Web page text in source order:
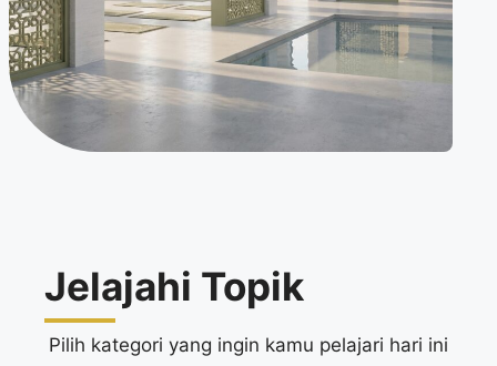
Jelajahi Topik
Pilih kategori yang ingin kamu pelajari hari ini